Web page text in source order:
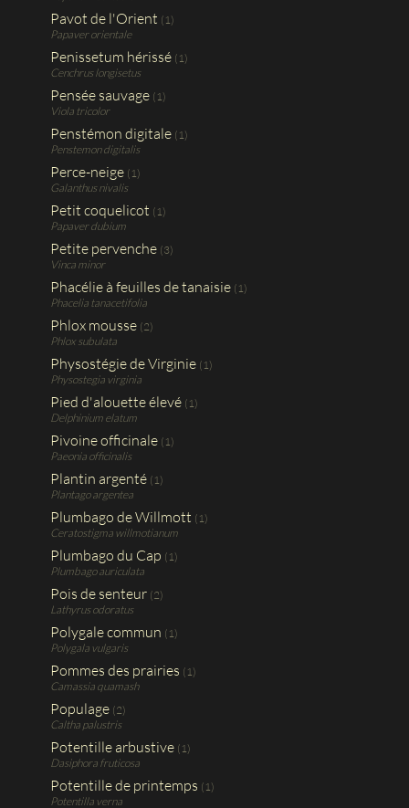
Pavot de l'Orient (1)
Papaver orientale
Penissetum hérissé (1)
Cenchrus longisetus
Pensée sauvage (1)
Viola tricolor
Penstémon digitale (1)
Penstemon digitalis
Perce-neige (1)
Galanthus nivalis
Petit coquelicot (1)
Papaver dubium
Petite pervenche (3)
Vinca minor
Phacélie à feuilles de tanaisie (1)
Phacelia tanacetifolia
Phlox mousse (2)
Phlox subulata
Physostégie de Virginie (1)
Physostegia virginia
Pied d'alouette élevé (1)
Delphinium elatum
Pivoine officinale (1)
Paeonia officinalis
Plantin argenté (1)
Plantago argentea
Plumbago de Willmott (1)
Ceratostigma willmotianum
Plumbago du Cap (1)
Plumbago auriculata
Pois de senteur (2)
Lathyrus odoratus
Polygale commun (1)
Polygala vulgaris
Pommes des prairies (1)
Camassia quamash
Populage (2)
Caltha palustris
Potentille arbustive (1)
Dasiphora fruticosa
Potentille de printemps (1)
Potentilla verna